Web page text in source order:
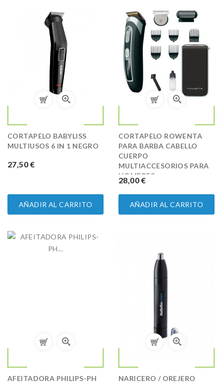
CORTAPELO BABYLISS
MULTIUSOS 6 IN 1 NEGRO
PRECIO
27,50 €
AÑADIR AL CARRITO
CORTAPELO ROWENTA
PARA BARBA CABELLO
CUERPO
MULTIACCESORIOS PARA
HOMBRES...
PRECIO
28,00 €
AÑADIR AL CARRITO
AFEITADORA PHILIPS-PH
NARICERO / OREJERO